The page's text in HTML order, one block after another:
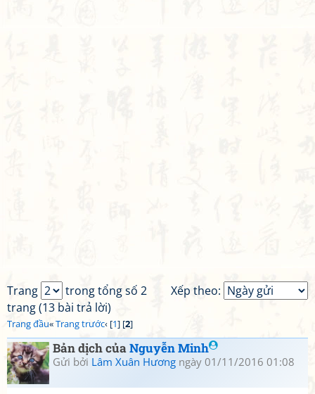
Xếp theo:
Trang
trong tổng số 2
trang (13 bài trả lời)
Trang đầu«Trang trước‹ [1] [2]
Bản dịch củaNguyễn Minh
Gửi bởi Lâm Xuân Hương ngày 01/11/2016 01:08